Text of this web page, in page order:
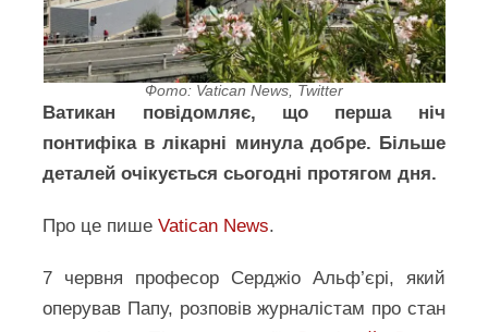
Фото: Vatican News, Twitter
Ватикан повідомляє, що перша ніч
понтифіка в лікарні минула добре. Більше
деталей очікується сьогодні протягом дня.
Про це пишеVatican News.
7 червня професор Серджіо Альф’єрі, який
оперував Папу, розповів журналістам про стан